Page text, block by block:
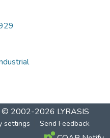
© 2002-2026 LYRASIS
settings Send Feedback